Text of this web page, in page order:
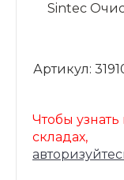
Sintec
Артикул:
Чтобы узнать
складах,